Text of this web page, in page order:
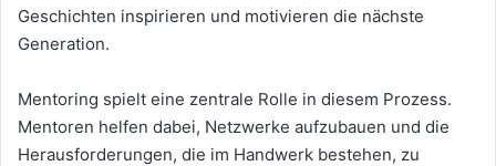
Geschichten inspirieren und motivieren die nächste
Generation.
Mentoring spielt eine zentrale Rolle in diesem Prozess.
Mentoren helfen dabei, Netzwerke aufzubauen und die
Herausforderungen, die im Handwerk bestehen, zu